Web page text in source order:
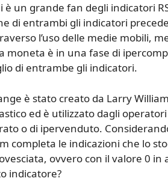
è un grande fan degli indicatori
di entrambi gli indicatori
l’uso delle medie mobili,
moneta è in una fase di
di entrambe gli indicatori.
è stato creato da Larry
ed è utilizzato dagli
o di ipervenduto.
completa le indicazioni che lo
ovvero con il valore 0 in
indicatore?